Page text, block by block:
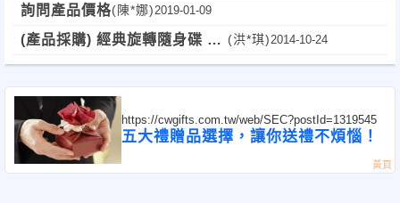
詢問產品價格(陳*娜)2019-01-09
(產品採購) 經典旋轉隨身碟 報
價(500個)(台南)
(洪*琪)2014-10-24
https://cwgifts.com.tw/web/SEC?postId=1319545
五大禮贈品選擇，讓你送禮不煩惱！